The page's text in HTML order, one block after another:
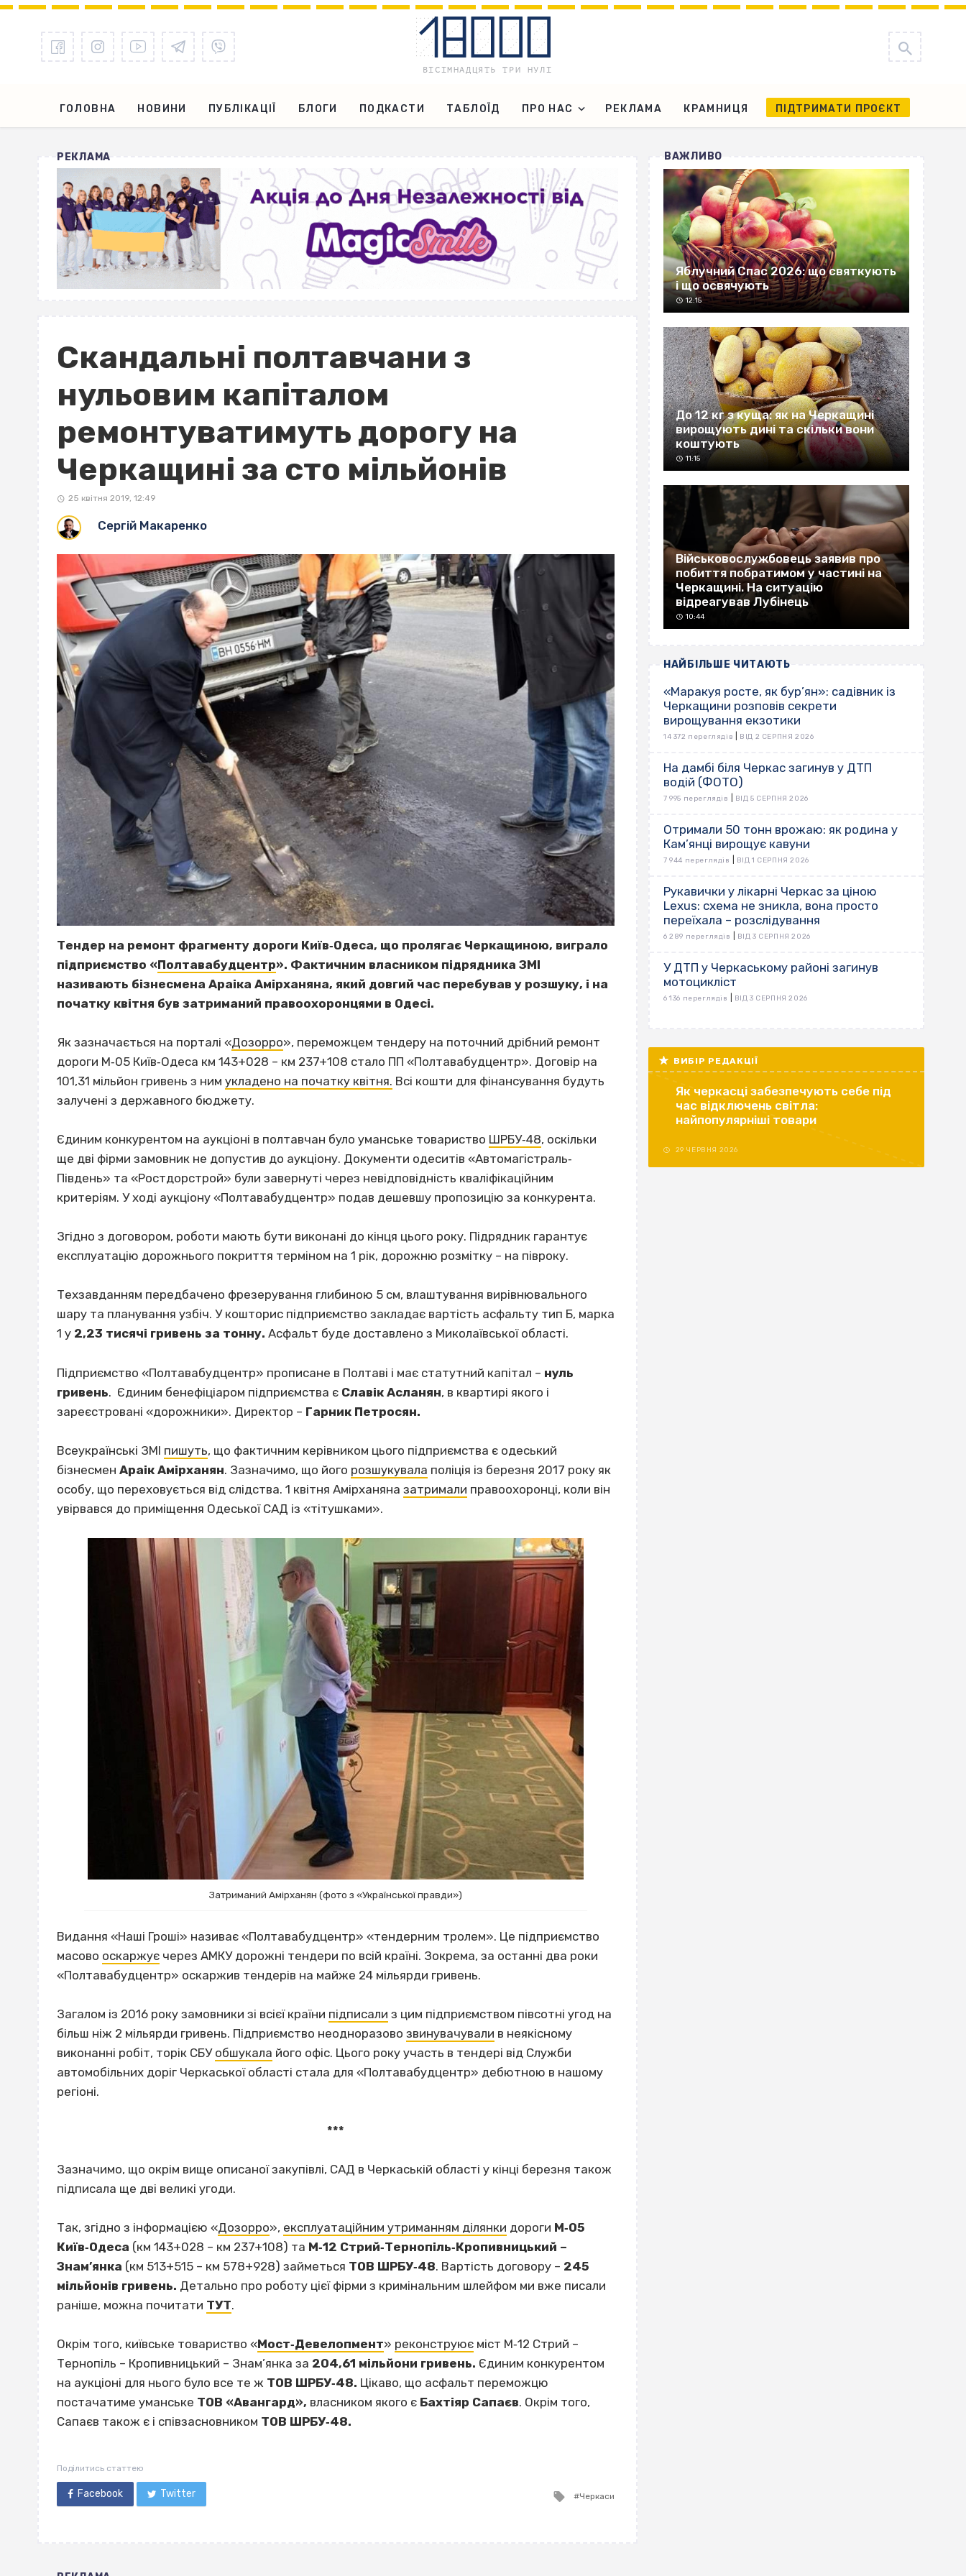
ГОЛОВНА НОВИНИ ПУБЛІКАЦІЇ БЛОГИ ПОДКАСТИ ТАБЛОЇД ПРО НАС РЕКЛАМА КРАМНИЦЯ ПІДТРИМАТИ ПРОЄКТ
РЕКЛАМА
Скандальні полтавчани з
нульовим капіталом
ремонтуватимуть дорогу на
Черкащині за сто мільйонів
25 квітня 2019, 12:49
Сергій Макаренко
Тендер на ремонт фрагменту дороги Київ‐Одеса, що пролягає Черкащиною, виграло
підприємство «Полтавабудцентр». Фактичним власником підрядника ЗМІ
називають бізнесмена Араіка Амірханяна, який довгий час перебував у розшуку, і на
початку квітня був затриманий правоохоронцями в Одесі.
Як зазначається на порталі «Дозорро», переможцем тендеру на поточний дрібний ремонт
дороги М‐05 Київ‐Одеса км 143+028 – км 237+108 стало ПП «Полтавабудцентр». Договір на
101,31 мільйон гривень з ним укладено на початку квітня. Всі кошти для фінансування будуть
залучені з державного бюджету.
Єдиним конкурентом на аукціоні в полтавчан було уманське товариство ШРБУ‐48, оскільки
ще дві фірми замовник не допустив до аукціону. Документи одеситів «Автомагістраль‐
Південь» та «Ростдорстрой» були завернуті через невідповідність кваліфікаційним
критеріям. У ході аукціону «Полтавабудцентр» подав дешевшу пропозицію за конкурента.
Згідно з договором, роботи мають бути виконані до кінця цього року. Підрядник гарантує
експлуатацію дорожнього покриття терміном на 1 рік, дорожню розмітку – на півроку.
Техзавданням передбачено фрезерування глибиною 5 см, влаштування вирівнювального
шару та планування узбіч. У кошторис підприємство закладає вартість асфальту тип Б, марка
1 у 2,23 тисячі гривень за тонну. Асфальт буде доставлено з Миколаївської області.
Підприємство «Полтавабудцентр» прописане в Полтаві і має статутний капітал – нуль
гривень. Єдиним бенефіціаром підприємства є Славік Асланян, в квартирі якого і
зареєстровані «дорожники». Директор – Гарник Петросян.
Всеукраїнські ЗМІ пишуть, що фактичним керівником цього підприємства є одеський
бізнесмен Араік Амірханян. Зазначимо, що його розшукувала поліція із березня 2017 року як
особу, що переховується від слідства. 1 квітня Амірханяна затримали правоохоронці, коли він
увірвався до приміщення Одеської САД із «тітушками».
Затриманий Амірханян (фото з «Української правди»)
Видання «Наші Гроші» називає «Полтавабудцентр» «тендерним тролем». Це підприємство
масово оскаржує через АМКУ дорожні тендери по всій країні. Зокрема, за останні два роки
«Полтавабудцентр» оскаржив тендерів на майже 24 мільярди гривень.
Загалом із 2016 року замовники зі всієї країни підписали з цим підприємством півсотні угод на
більш ніж 2 мільярди гривень. Підприємство неодноразово звинувачували в неякісному
виконанні робіт, торік СБУ обшукала його офіс. Цього року участь в тендері від Служби
автомобільних доріг Черкаської області стала для «Полтавабудцентр» дебютною в нашому
регіоні.
***
Зазначимо, що окрім вище описаної закупівлі, САД в Черкаській області у кінці березня також
підписала ще дві великі угоди.
Так, згідно з інформацією «Дозорро», експлуатаційним утриманням ділянки дороги М‐05
Київ‐Одеса (км 143+028 – км 237+108) та М‐12 Стрий‐Тернопіль‐Кропивницький –
Знам’янка (км 513+515 – км 578+928) займеться ТОВ ШРБУ‐48. Вартість договору – 245
мільйонів гривень. Детально про роботу цієї фірми з кримінальним шлейфом ми вже писали
раніше, можна почитати ТУТ.
Окрім того, київське товариство «Мост‐Девелопмент» реконструює міст М‐12 Стрий –
Тернопіль – Кропивницький – Знам’янка за 204,61 мільйони гривень. Єдиним конкурентом
на аукціоні для нього було все те ж ТОВ ШРБУ‐48. Цікаво, що асфальт переможцю
постачатиме уманське ТОВ «Авангард», власником якого є Бахтіяр Сапаєв. Окрім того,
Сапаєв також є і співзасновником ТОВ ШРБУ‐48.
Поділитись статтею
Facebook Twitter
Tagged
Черкаси
ВАЖЛИВО
Яблучний Спас 2026: що святкують
і що освячують
12:15
До 12 кг з куща: як на Черкащині
вирощують дині та скільки вони
коштують
11:15
Військовослужбовець заявив про
побиття побратимом у частині на
Черкащині. На ситуацію
відреагував Лубінець
10:44
НАЙБІЛЬШЕ ЧИТАЮТЬ
«Маракуя росте, як бур’ян»: садівник із
Черкащини розповів секрети
вирощування екзотики
14 372 переглядів ВІД 2 СЕРПНЯ 2026
На дамбі біля Черкас загинув у ДТП
водій (ФОТО)
7 995 переглядів ВІД 5 СЕРПНЯ 2026
Отримали 50 тонн врожаю: як родина у
Кам’янці вирощує кавуни
7 944 переглядів ВІД 1 СЕРПНЯ 2026
Рукавички у лікарні Черкас за ціною
Lexus: схема не зникла, вона просто
переїхала – розслідування
6 289 переглядів ВІД 3 СЕРПНЯ 2026
У ДТП у Черкаському районі загинув
мотоцикліст
6 136 переглядів ВІД 3 СЕРПНЯ 2026
ВИБІР РЕДАКЦІЇ
Як черкасці забезпечують себе під
час відключень світла:
найпопулярніші товари
29 ЧЕРВНЯ 2026